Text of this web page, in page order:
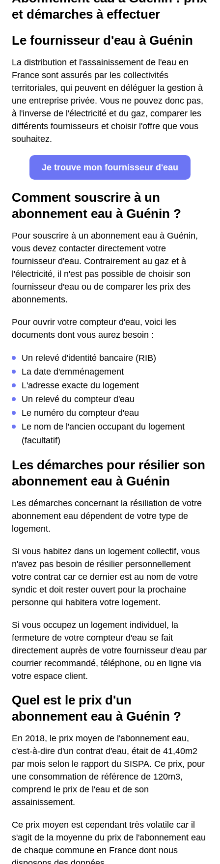
et démarches à effectuer
Le fournisseur d'eau à Guénin
La distribution et l'assainissement de l'eau en
France sont assurés par les collectivités
territoriales, qui peuvent en déléguer la gestion à
une entreprise privée. Vous ne pouvez donc pas,
à l'inverse de l'électricité et du gaz, comparer les
différents fournisseurs et choisir l'offre que vous
souhaitez.
Je trouve mon fournisseur d'eau
Comment souscrire à un
abonnement eau à Guénin ?
Pour souscrire à un abonnement eau à Guénin,
vous devez contacter directement votre
fournisseur d'eau. Contrairement au gaz et à
l'électricité, il n'est pas possible de choisir son
fournisseur d'eau ou de comparer les prix des
abonnements.
Pour ouvrir votre compteur d'eau, voici les
documents dont vous aurez besoin :
Un relevé d'identité bancaire (RIB)
La date d'emménagement
L'adresse exacte du logement
Un relevé du compteur d'eau
Le numéro du compteur d'eau
Le nom de l'ancien occupant du logement
(facultatif)
Les démarches pour résilier son
abonnement eau à Guénin
Les démarches concernant la résiliation de votre
abonnement eau dépendent de votre type de
logement.
Si vous habitez dans un logement collectif, vous
n'avez pas besoin de résilier personnellement
votre contrat car ce dernier est au nom de votre
syndic et doit rester ouvert pour la prochaine
personne qui habitera votre logement.
Si vous occupez un logement individuel, la
fermeture de votre compteur d'eau se fait
directement auprès de votre fournisseur d'eau par
courrier recommandé, téléphone, ou en ligne via
votre espace client.
Quel est le prix d'un
abonnement eau à Guénin ?
En 2018, le prix moyen de l'abonnement eau,
c'est-à-dire d'un contrat d'eau, était de 41,40m2
par mois selon le rapport du SISPA. Ce prix, pour
une consommation de référence de 120m3,
comprend le prix de l'eau et de son
assainissement.
Ce prix moyen est cependant très volatile car il
s'agit de la moyenne du prix de l'abonnement eau
de chaque commune en France dont nous